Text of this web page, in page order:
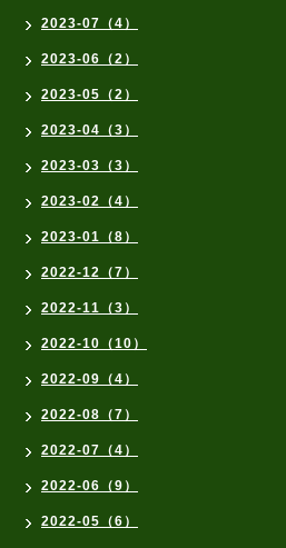
2023-07（4）
2023-06（2）
2023-05（2）
2023-04（3）
2023-03（3）
2023-02（4）
2023-01（8）
2022-12（7）
2022-11（3）
2022-10（10）
2022-09（4）
2022-08（7）
2022-07（4）
2022-06（9）
2022-05（6）